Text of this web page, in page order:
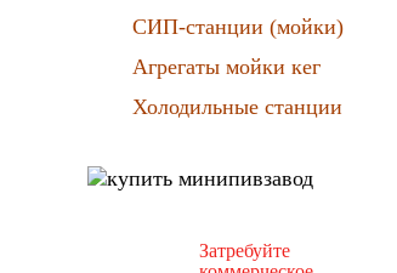
СИП-станции (мойки)
Агрегаты мойки кег
Холодильные станции
Затребуйте